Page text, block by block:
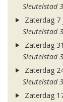
Sleutelstad
Zaterdag 7
Sleutelstad
Zaterdag
Sleutelstad
Zaterdag
Sleutelstad
Zaterdag